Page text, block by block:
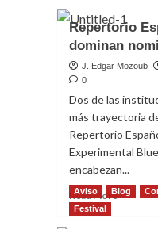
Repertorio
dominan
J. Edgar Mozoub
0
Dos de las
más trayectoria
Repertorio
Experimental
encabezan...
Read MoreRead
Aviso Blog
Festival